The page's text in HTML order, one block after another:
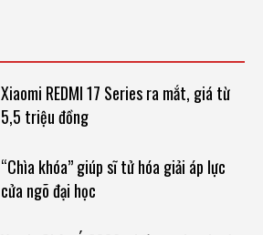
Xiaomi REDMI 17 Series ra mắt, giá từ
5,5 triệu đồng
“Chìa khóa” giúp sĩ tử hóa giải áp lực
cửa ngõ đại học